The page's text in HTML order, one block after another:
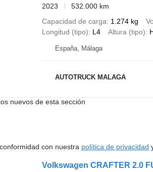
2023
532.000 km
Capacidad de carga
1.274 kg
Longitud (tipo)
L4 Altura (tipo)
España, Málaga
AUTOTRUCK MALAGA
nuevos de esta sección
con nuestra política de privacidad
Volkswagen CRAFTER 2.0